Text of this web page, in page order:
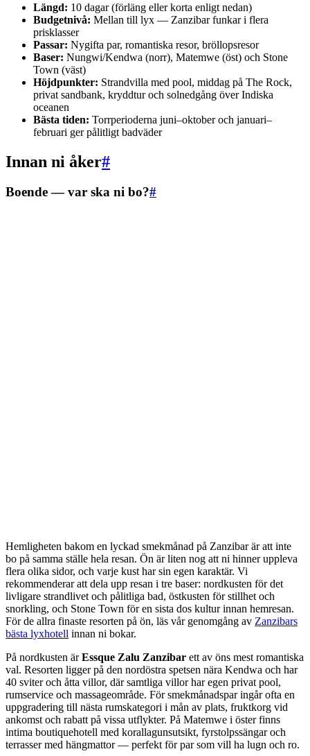
Längd: 10 dagar (förläng eller korta enligt nedan)
Budgetnivå: Mellan till lyx — Zanzibar funkar i flera
prisklasser
Passar: Nygifta par, romantiska resor, bröllopsresor
Baser: Nungwi/Kendwa (norr), Matemwe (öst) och Stone
Town (väst)
Höjdpunkter: Strandvilla med pool, middag på The Rock,
privat sandbank, kryddtur och solnedgång över Indiska
oceanen
Bästa tiden: Torrperioderna juni–oktober och januari–
februari ger pålitligt badväder
Innan ni åker#
Boende — var ska ni bo?#
Hemligheten bakom en lyckad smekmånad på Zanzibar är att inte
bo på samma ställe hela resan. Ön är liten nog att ni hinner uppleva
flera olika sidor, och varje kust har sin egen karaktär. Vi
rekommenderar att dela upp resan i tre baser: nordkusten för det
livligare strandlivet och pålitliga bad, östkusten för stillhet och
snorkling, och Stone Town för en sista dos kultur innan hemresan.
För de allra finaste resorten på ön, läs vår genomgång av Zanzibars
bästa lyxhotell innan ni bokar.
På nordkusten ärEssque Zalu Zanzibar ett av öns mest romantiska
val. Resorten ligger på den nordöstra spetsen nära Kendwa och har
40 sviter och åtta villor, där samtliga villor har egen privat pool,
rumservice och massageområde. För smekmånadspar ingår ofta en
uppgradering till nästa rumskategori i mån av plats, fruktkorg vid
ankomst och rabatt på vissa utflykter. På Matemwe i öster finns
intima boutiquehotell med korallagunsutsikt, fyrstolpssängar och
terrasser med hängmattor — perfekt för par som vill ha lugn och ro.